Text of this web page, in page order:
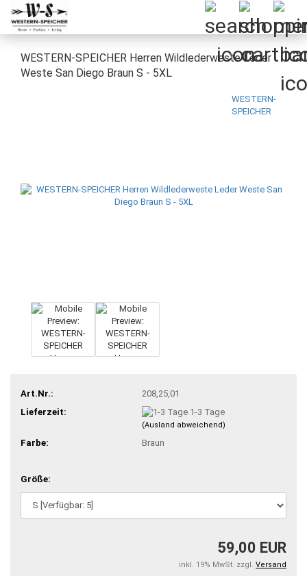
WESTERN-SPEICHER Herren Wildlederweste Leder
Weste San Diego Braun S - 5XL
WESTERN-
SPEICHER
Art.Nr.:
208,25,01
Lieferzeit:
1-3 Tage
(Ausland abweichend)
Farbe: Braun
Größe:
59,00 EUR
inkl. 19% MwSt. zzgl. Versand